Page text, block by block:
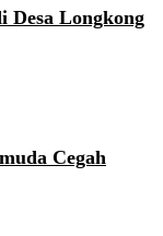
Desa Longkong
Cegah